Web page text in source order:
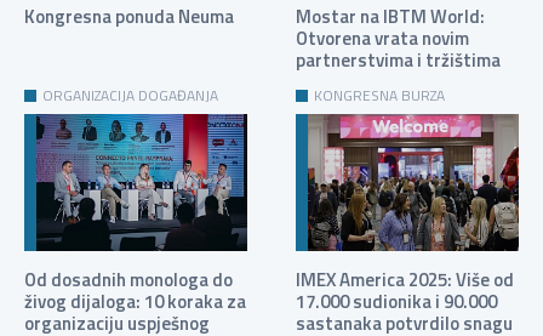
Kongresna ponuda Neuma Mostar na IBTM World:
Otvorena vrata novim
partnerstvima i tržištima
ORGANIZACIJA DOGAĐANJA
Od dosadnih monologa do
živog dijaloga: 10 koraka za
organizaciju uspješnog
KONGRESNA BURZA
IMEX America 2025: Više od
17.000 sudionika i 90.000
sastanaka potvrdilo snagu